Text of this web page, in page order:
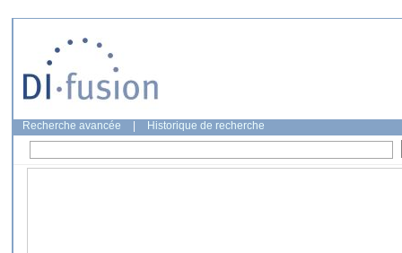
Recherche avancée Historique de recherche